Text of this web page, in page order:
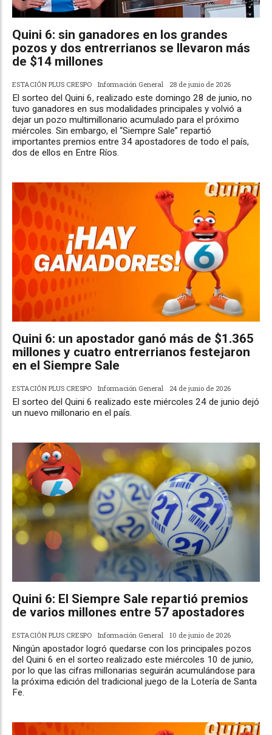
Quini 6: sin ganadores en los grandes
pozos y dos entrerrianos se llevaron más
de $14 millones
ESTACIÓN PLUS CRESPO Información General 28 de junio de 2026
El sorteo del Quini 6, realizado este domingo 28 de junio, no
tuvo ganadores en sus modalidades principales y volvió a
dejar un pozo multimillonario acumulado para el próximo
miércoles. Sin embargo, el “Siempre Sale” repartió
importantes premios entre 34 apostadores de todo el país,
dos de ellos en Entre Ríos.
Quini 6: un apostador ganó más de $1.365
millones y cuatro entrerrianos festejaron
en el Siempre Sale
ESTACIÓN PLUS CRESPO Información General 24 de junio de 2026
El sorteo del Quini 6 realizado este miércoles 24 de junio dejó
un nuevo millonario en el país.
Quini 6: El Siempre Sale repartió premios
de varios millones entre 57 apostadores
ESTACIÓN PLUS CRESPO Información General 10 de junio de 2026
Ningún apostador logró quedarse con los principales pozos
del Quini 6 en el sorteo realizado este miércoles 10 de junio,
por lo que las cifras millonarias seguirán acumulándose para
la próxima edición del tradicional juego de la Lotería de Santa
Fe.